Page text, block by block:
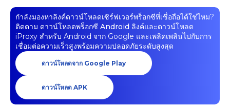
กำลังมองหาลิงค์ดาวน์โหลดเซิร์ฟเวอร์พร็อกซีที่เชื่อถือได้ใช่ไหม?
ติดตาม ดาวน์โหลดพร็อกซี Android ลิงค์และดาวน์โหลด
iProxy สำหรับ Android จาก Google และเพลิดเพลินไปกับการ
เชื่อมต่อความเร็วสูงพร้อมความปลอดภัยระดับสูงสุด
ดาวน์โหลดจาก Google Play
ดาวน์โหลด APK